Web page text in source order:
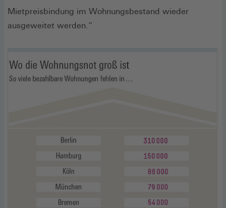
Mietpreisbindung im Wohnungsbestand wieder
ausgeweitet werden.“